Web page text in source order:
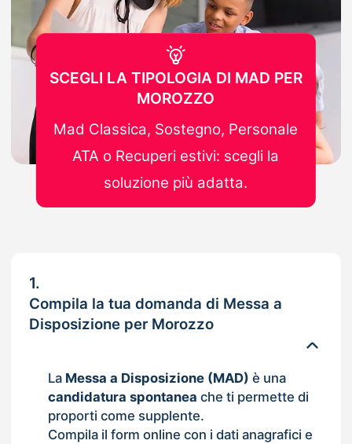
1.
Compila la tua domanda di Messa a
Disposizione per Morozzo
La Messa a Disposizione (MAD) è una
candidatura spontanea che ti permette di
proporti come supplente.
Compila il form online con i dati anagrafici e
SCEGLI LA TIPOLOGIA DI MAD PER
MOROZZO
Mad Classica, Sostegno, Personale
ATA o Recuperi estivi: scegli la
soluzione più adatta.